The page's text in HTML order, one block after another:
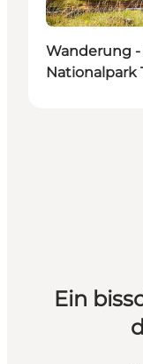
Wanderung
Nationalpark
Ein